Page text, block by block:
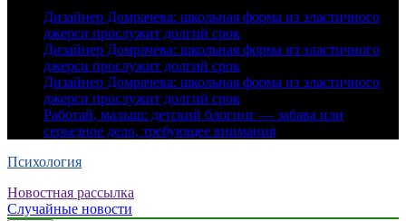
Дизайнер Домрачева: школьная форма из эластичного
джерси прослужит долгий срок
Дизайнер Домрачева: школьная форма из эластичного
джерси прослужит долгий срок
Дизайнер Домрачева: школьная форма из эластичного
джерси прослужит долгий срок
Работай, малыш: детский блогинг — забава или
серьезное дело, требующее внимания
Психология
Новостная рассылка
Случайные новости